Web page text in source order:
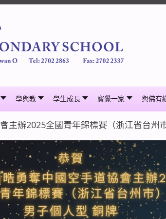
學與教 學生成長 寳覺一家 與佛有
主辦2025全國青年錦標賽（浙江省台州